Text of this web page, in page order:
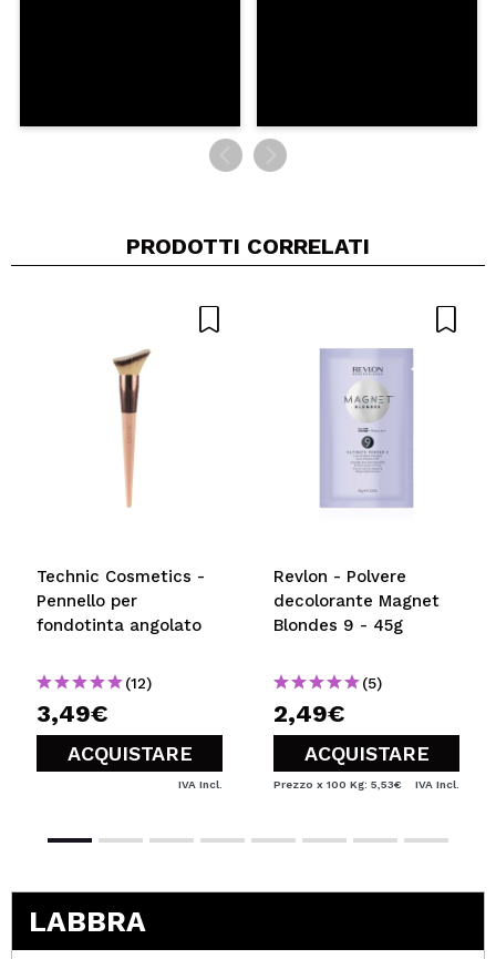
PRODOTTI CORRELATI
Technic Cosmetics -
Pennello per
fondotinta angolato
(12)
3,49€
ACQUISTARE
IVA Incl.
Revlon - Polvere
decolorante Magnet
Blondes 9 - 45g
(5)
2,49€
ACQUISTARE
Prezzo x 100 Kg: 5,53€ IVA Incl.
LABBRA